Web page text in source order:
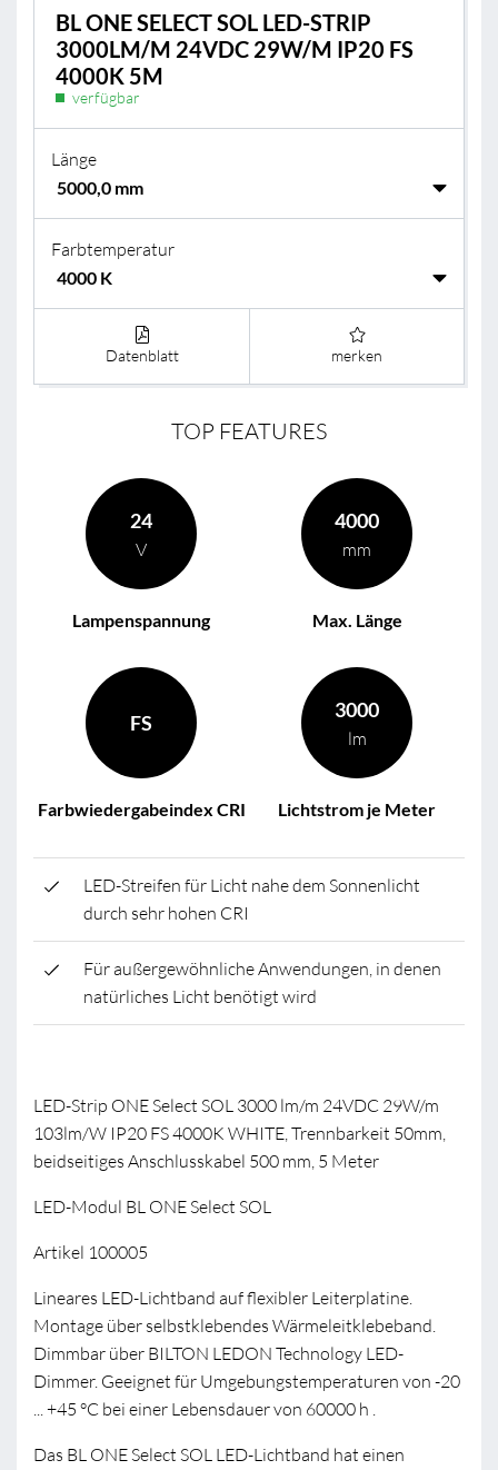
BL ONE SELECT SOL LED-STRIP
3000LM/M 24VDC 29W/M IP20 FS
4000K 5M
verfügbar
Länge
Farbtemperatur
Datenblatt merken
TOP FEATURES
24
V
Lampenspannung
4000
mm
Max. Länge
FS
Farbwiedergabeindex CRI
3000
lm
Lichtstrom je Meter
LED-Streifen für Licht nahe dem Sonnenlicht
durch sehr hohen CRI
Für außergewöhnliche Anwendungen, in denen
natürliches Licht benötigt wird
LED-Strip ONE Select SOL 3000 lm/m 24VDC 29W/m
103lm/W IP20 FS 4000K WHITE, Trennbarkeit 50mm,
beidseitiges Anschlusskabel 500 mm, 5 Meter
LED-Modul BL ONE Select SOL
Artikel 100005
Lineares LED-Lichtband auf flexibler Leiterplatine.
Montage über selbstklebendes Wärmeleitklebeband.
Dimmbar über BILTON LEDON Technology LED-
Dimmer. Geeignet für Umgebungstemperaturen von -20
... +45 °C bei einer Lebensdauer von 60000 h .
Das BL ONE Select SOL LED-Lichtband hat einen